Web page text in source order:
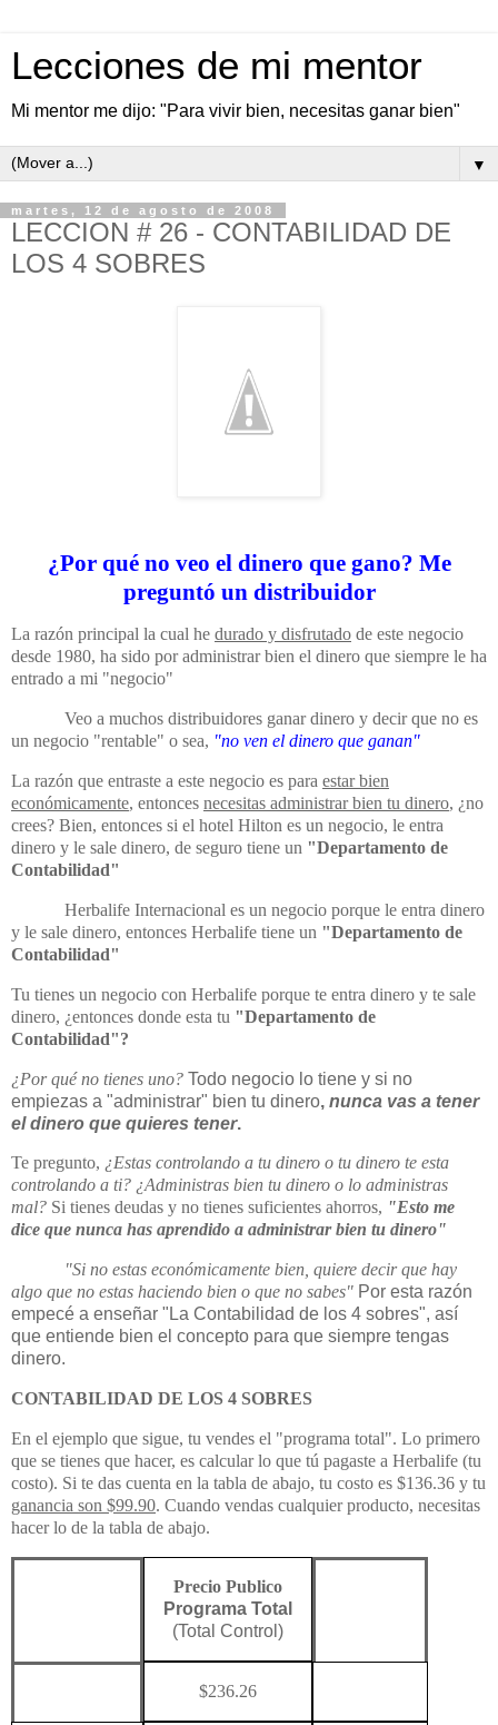
Lecciones de mi mentor
Mi mentor me dijo: "Para vivir bien, necesitas ganar bien"
▼
martes, 12 de agosto de 2008
LECCION # 26 - CONTABILIDAD DE
LOS 4 SOBRES
¿Por qué no veo el dinero que gano? Me
preguntó un distribuidor
La razón principal la cual he durado y disfrutado de este negocio
desde 1980, ha sido por administrar bien el dinero que siempre le ha
entrado a mi "negocio"
Veo a muchos distribuidores ganar dinero y decir que no es
un negocio "rentable" o sea, "no ven el dinero que ganan"
La razón que entraste a este negocio es para estar bien
económicamente, entonces necesitas administrar bien tu dinero, ¿no
crees? Bien, entonces si el hotel Hilton es un negocio, le entra
dinero y le sale dinero, de seguro tiene un "Departamento de
Contabilidad"
Herbalife Internacional es un negocio porque le entra dinero
y le sale dinero, entonces Herbalife tiene un "Departamento de
Contabilidad"
Tu tienes un negocio con Herbalife porque te entra dinero y te sale
dinero, ¿entonces donde esta tu "Departamento de
Contabilidad"?
¿Por qué no tienes uno? Todo negocio lo tiene y si no
empiezas a "administrar" bien tu dinero, nunca vas a tener
el dinero que quieres tener.
Te pregunto, ¿Estas controlando a tu dinero o tu dinero te esta
controlando a ti? ¿Administras bien tu dinero o lo administras
mal? Si tienes deudas y no tienes suficientes ahorros, "Esto me
dice que nunca has aprendido a administrar bien tu dinero"
"Si no estas económicamente bien, quiere decir que hay
algo que no estas haciendo bien o que no sabes" Por esta razón
empecé a enseñar "La Contabilidad de los 4 sobres", así
que entiende bien el concepto para que siempre tengas
dinero.
CONTABILIDAD DE LOS 4 SOBRES
En el ejemplo que sigue, tu vendes el "programa total". Lo primero
que se tienes que hacer, es calcular lo que tú pagaste a Herbalife (tu
costo). Si te das cuenta en la tabla de abajo, tu costo es $136.36 y tu
ganancia son $99.90. Cuando vendas cualquier producto, necesitas
hacer lo de la tabla de abajo.
Precio Publico
Programa Total
(Total Control)
$236.26